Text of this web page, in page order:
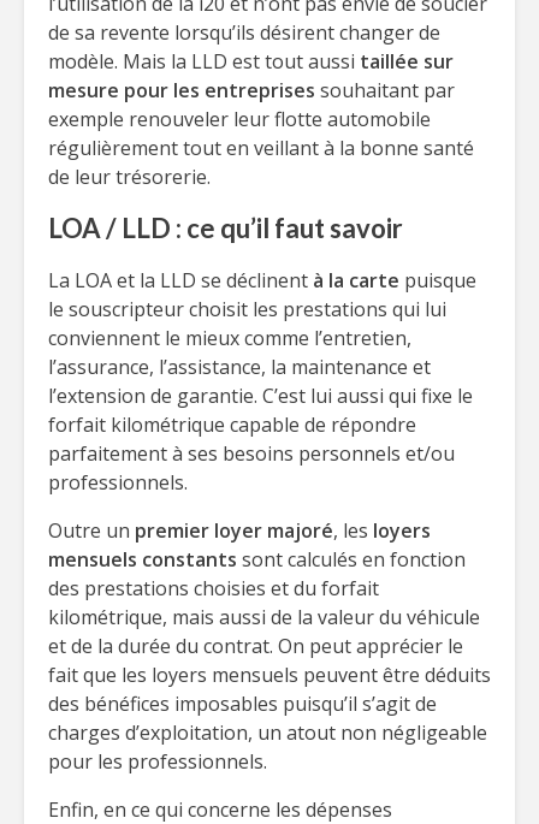
de sa revente lorsqu’ils désirent changer de
modèle. Mais la LLD est tout aussi taillée sur
mesure pour les entreprises souhaitant par
exemple renouveler leur flotte automobile
régulièrement tout en veillant à la bonne santé
de leur trésorerie.
LOA / LLD : ce qu’il faut savoir
La LOA et la LLD se déclinent à la carte puisque
le souscripteur choisit les prestations qui lui
conviennent le mieux comme l’entretien,
l’assurance, l’assistance, la maintenance et
l’extension de garantie. C’est lui aussi qui fixe le
forfait kilométrique capable de répondre
parfaitement à ses besoins personnels et/ou
professionnels.
Outre un premier loyer majoré, les loyers
mensuels constants sont calculés en fonction
des prestations choisies et du forfait
kilométrique, mais aussi de la valeur du véhicule
et de la durée du contrat. On peut apprécier le
fait que les loyers mensuels peuvent être déduits
des bénéfices imposables puisqu’il s’agit de
charges d’exploitation, un atout non négligeable
pour les professionnels.
Enfin, en ce qui concerne les dépenses